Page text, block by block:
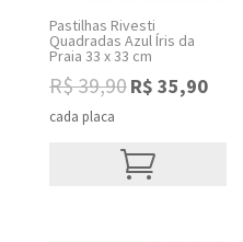
Pastilhas Rivesti
Quadradas Azul Íris da
Praia 33 x 33 cm
R$39,90 Original
R$ 39,90.
R$ 35,90Current
cada placa